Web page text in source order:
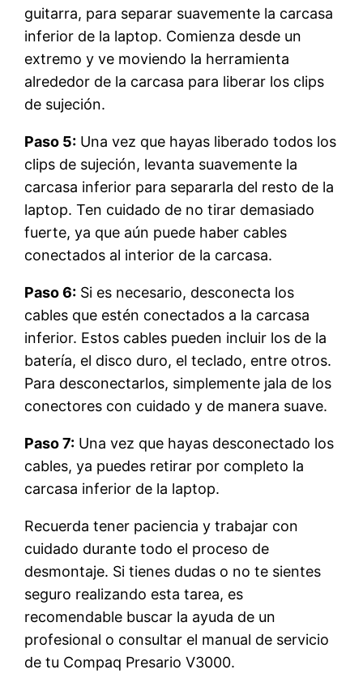
guitarra, para separar suavemente la carcasa
inferior de la laptop. Comienza desde un
extremo y ve moviendo la herramienta
alrededor de la carcasa para liberar los clips
de sujeción.
Paso 5: Una vez que hayas liberado todos los
clips de sujeción, levanta suavemente la
carcasa inferior para separarla del resto de la
laptop. Ten cuidado de no tirar demasiado
fuerte, ya que aún puede haber cables
conectados al interior de la carcasa.
Paso 6: Si es necesario, desconecta los
cables que estén conectados a la carcasa
inferior. Estos cables pueden incluir los de la
batería, el disco duro, el teclado, entre otros.
Para desconectarlos, simplemente jala de los
conectores con cuidado y de manera suave.
Paso 7: Una vez que hayas desconectado los
cables, ya puedes retirar por completo la
carcasa inferior de la laptop.
Recuerda tener paciencia y trabajar con
cuidado durante todo el proceso de
desmontaje. Si tienes dudas o no te sientes
seguro realizando esta tarea, es
recomendable buscar la ayuda de un
profesional o consultar el manual de servicio
de tu Compaq Presario V3000.